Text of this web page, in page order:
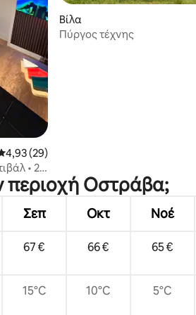
βαθμολογία: 4,93 στα 5, 29 κριτικές
4,93 (29)
• 2
Βίλα
Πύργος τέχνης
περιοχή Οστράβα;
Σεπ Οκτ Νοέ
67 € 66 € 65 €
15°C 10°C 5°C